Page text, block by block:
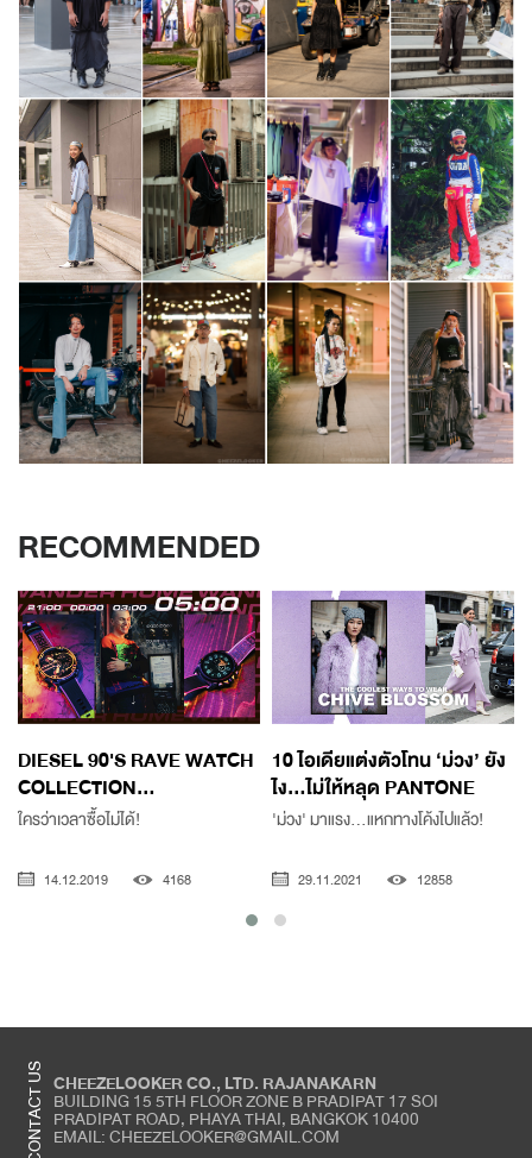
RECOMMENDED
DIESEL 90'S RAVE WATCH
COLLECTION...
ใครว่าเวลาซื้อไม่ได้!
14.12.2019 4168
10 ไอเดียแต่งตัวโทน ‘ม่วง’ ยัง
ไง…ไม่ให้หลุด PANTONE
'ม่วง' มาแรง...แหกทางโค้งไปแล้ว!
29.11.2021 12858
CONTACT US CHEEZELOOKER CO., LTD. RAJANAKARN
BUILDING 15 5TH FLOOR ZONE B PRADIPAT 17 SOI
PRADIPAT ROAD, PHAYA THAI, BANGKOK 10400
EMAIL: CHEEZELOOKER@GMAIL.COM